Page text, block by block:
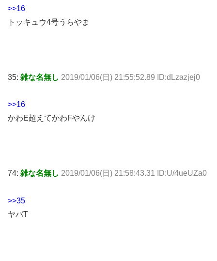
>>16
トッキュウ4号うらやま
35: 雑な名無し 2019/01/06(日) 21:55:52.89 ID:dLzazjej0
>>16
かわE超えてかわFやんけ
74: 雑な名無し 2019/01/06(日) 21:58:43.31 ID:U/4ueUZa0
>>35
ヤバT